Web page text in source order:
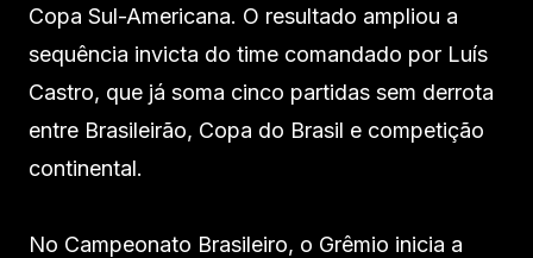
Copa Sul-Americana. O resultado ampliou a
sequência invicta do time comandado por Luís
Castro, que já soma cinco partidas sem derrota
entre Brasileirão, Copa do Brasil e competição
continental.
No Campeonato Brasileiro, o Grêmio inicia a